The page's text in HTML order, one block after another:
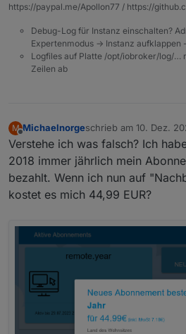
Einen neuen APP-Key habe
und in den Cloud-Adapter
dieser nur kurz, bleibt ein
Gruß
https://paypal.me/Apollon77 / https://
Debug-Log für Instanz einschalten?
Expertenmodus -> Instanz aufklappen
Logfiles auf Platte /opt/iobroker/log/…
Zeilen ab
M
Offline
Michaelnorgeschrieb am 10. Dez.
zuletzt editiert von
Verstehe ich was falsch? Ich
2018 immer jährlich mein
bezahlt. Wenn ich nun auf
kostet es mich 44,99 EUR?